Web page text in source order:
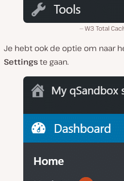
W3 Total
Je hebt ook de optie om naar
Settingste gaan.